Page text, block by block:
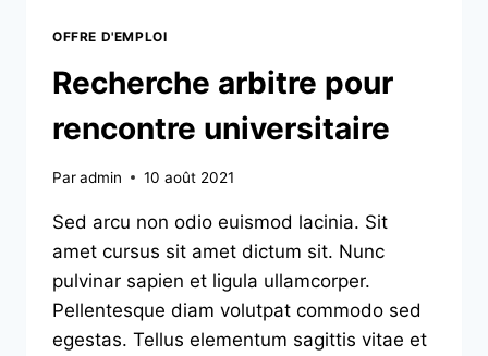
OFFRE D'EMPLOI
Recherche arbitre pour
rencontre universitaire
Paradmin 10 août 2021
Sed arcu non odio euismod lacinia. Sit
amet cursus sit amet dictum sit. Nunc
pulvinar sapien et ligula ullamcorper.
Pellentesque diam volutpat commodo sed
egestas. Tellus elementum sagittis vitae et